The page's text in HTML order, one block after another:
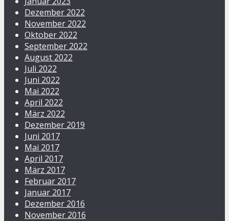
Dezember 2022
November 2022
Oktober 2022
September 2022
August 2022
Juli 2022
Juni 2022
Mai 2022
April 2022
März 2022
Dezember 2019
Juni 2017
Mai 2017
April 2017
März 2017
Februar 2017
Januar 2017
Dezember 2016
November 2016